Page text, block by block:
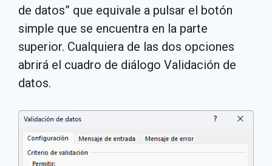
de datos” que equivale a pulsar el botón
simple que se encuentra en la parte
superior. Cualquiera de las dos opciones
abrirá el cuadro de diálogo Validación de
datos.